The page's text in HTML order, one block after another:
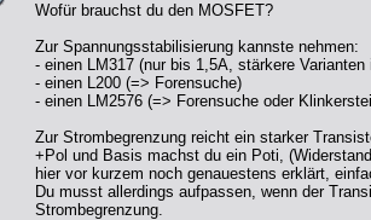
Wofür brauchst du den MOSFET?
Zur Spannungsstabilisierung kannste nehmen:
- einen LM317 (nur bis 1,5A, stärkere
- einen L200 (=> Forensuche)
- einen LM2576 (=> Forensuche oder
Zur Strombegrenzung reicht ein starker
+Pol und Basis machst du ein Poti,
hier vor kurzem noch genauestens erklärt,
Du musst allerdings aufpassen, wenn der
Strombegrenzung.